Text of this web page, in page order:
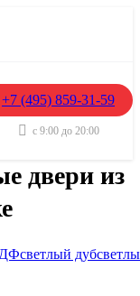
+7 (495) 859-31-59
с 9:00 до 20:00
двери из
светлый дуб